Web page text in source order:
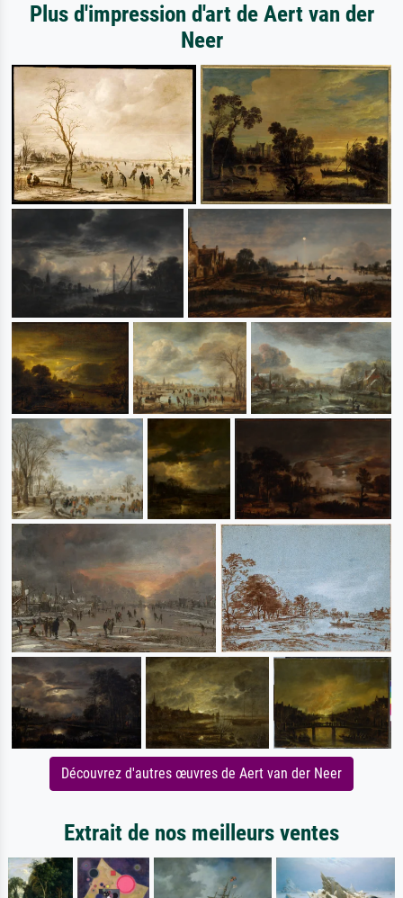
Plus d'impression d'art de Aert van der
Neer
Découvrez d'autres œuvres de Aert van der Neer
Extrait de nos meilleurs ventes